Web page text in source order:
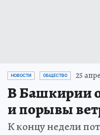
НОВОСТИ ОБЩЕСТВО 25
В Башкирии
и порывы
К концу недели